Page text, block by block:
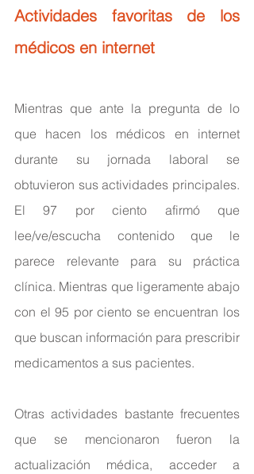
Actividades favoritas de los
médicos en internet
Mientras que ante la pregunta de lo
que hacen los médicos en internet
durante su jornada laboral se
obtuvieron sus actividades principales.
El 97 por ciento afirmó que
lee/ve/escucha contenido que le
parece relevante para su práctica
clínica. Mientras que ligeramente abajo
con el 95 por ciento se encuentran los
que buscan información para prescribir
medicamentos a sus pacientes.
Otras actividades bastante frecuentes
que se mencionaron fueron la
actualización médica, acceder a